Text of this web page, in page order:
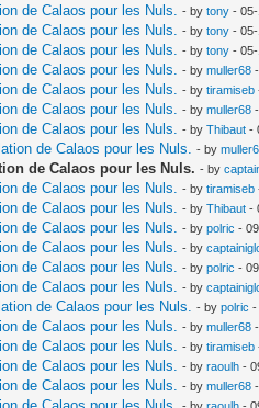
de Calaos pour les Nuls. - bytony -
de Calaos pour les Nuls. - bytony - 05-
de Calaos pour les Nuls. - bytony - 05-
de Calaos pour les Nuls. - bymuller68
de Calaos pour les Nuls. - bytiramiseb
de Calaos pour les Nuls. - bymuller68
de Calaos pour les Nuls. - byThibaut -
de Calaos pour les Nuls. - by
de Calaos pour les Nuls. - by
de Calaos pour les Nuls. - bytiramiseb
de Calaos pour les Nuls. - byThibaut -
de Calaos pour les Nuls. - bypolric -
de Calaos pour les Nuls. - by
de Calaos pour les Nuls. - bypolric -
de Calaos pour les Nuls. - by
de Calaos pour les Nuls. - bypolric -
de Calaos pour les Nuls. - bymuller68
de Calaos pour les Nuls. - bytiramiseb
de Calaos pour les Nuls. - byraoulh -
de Calaos pour les Nuls. - bymuller68